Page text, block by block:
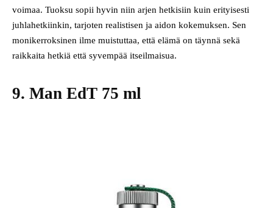
voimaa. Tuoksu sopii hyvin niin arjen hetkisiin kuin erityisesti
juhlahetkiinkin, tarjoten realistisen ja aidon kokemuksen. Sen
monikerroksinen ilme muistuttaa, että elämä on täynnä sekä
raikkaita hetkiä että syvempää itseilmaisua.
9. Man EdT 75 ml